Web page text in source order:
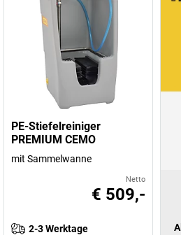
PE-Stiefelreiniger
PREMIUM CEMO
mit Sammelwanne
Netto
€ 509,-
2-3 Werktage